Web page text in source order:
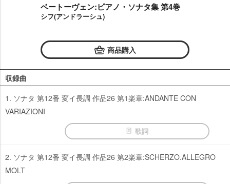
ベートーヴェン:ピアノ・ソナタ集 第4巻
シフ(アンドラーシュ)
商品購入
収録曲
1. ソナタ 第12番 変イ長調 作品26 第1楽章:ANDANTE CON
VARIAZIONI
歌詞
2. ソナタ 第12番 変イ長調 作品26 第2楽章:SCHERZO.ALLEGRO
MOLT